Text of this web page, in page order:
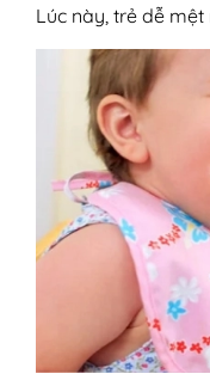
Lúc này, trẻ dễ